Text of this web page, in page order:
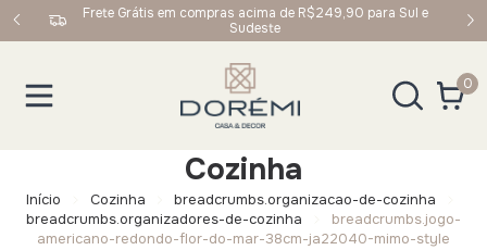
Frete Grátis em compras acima de R$249,90 para Sul e
Sudeste
0
Cozinha
Início Cozinha
breadcrumbs.organizacao-de-cozinha
breadcrumbs.organizadores-de-cozinha
breadcrumbs.jogo-
americano-redondo-flor-do-mar-38cm-ja22040-mimo-style